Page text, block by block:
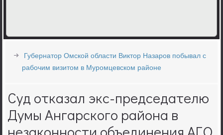
Губернатор Омской области Виктор Назаров побывал с
рабочим визитом в Муромцевском районе
Суд отказал экс-председателю
Думы Ангарского района в